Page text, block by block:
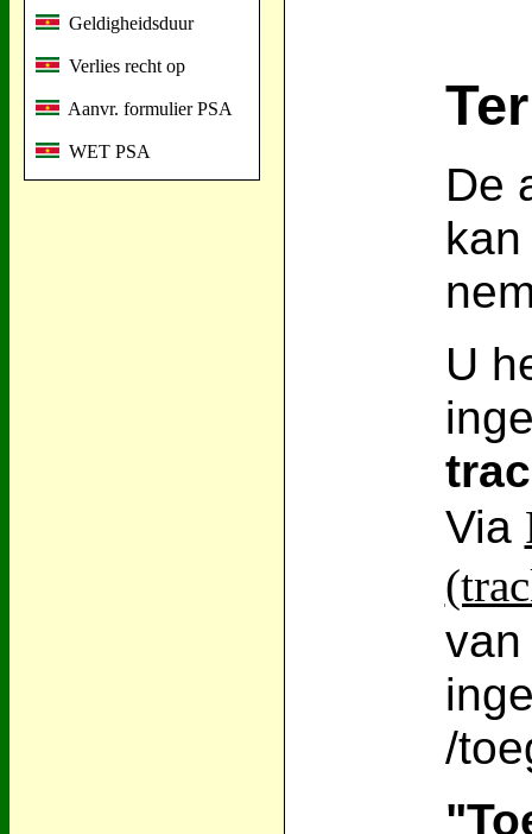
Geldigheidsduur
Verlies recht op
Aanvr. formulier PSA
WET PSA
De
U
Via
van
/